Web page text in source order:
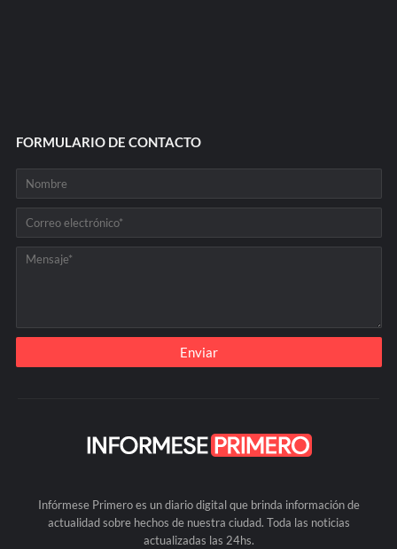
FORMULARIO DE CONTACTO
Infórmese Primero es un diario digital que brinda información de
actualidad sobre hechos de nuestra ciudad. Toda las noticias
actualizadas las 24hs.